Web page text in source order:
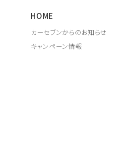
HOME
カーセブンからのお知らせ
キャンペーン情報